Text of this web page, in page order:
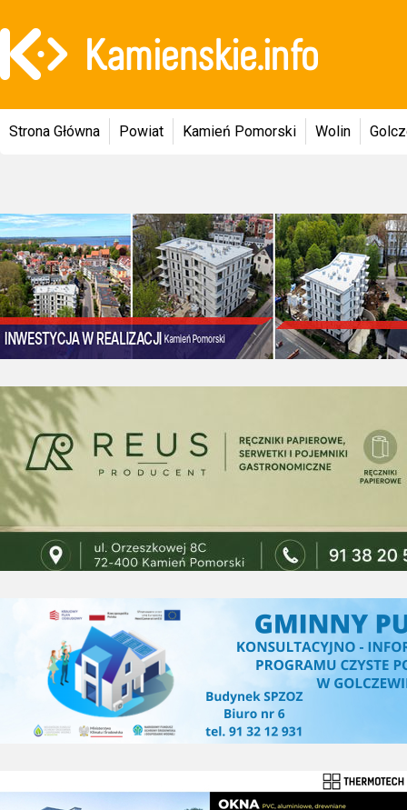
Strona Główna Powiat Kamień Pomorski Wolin